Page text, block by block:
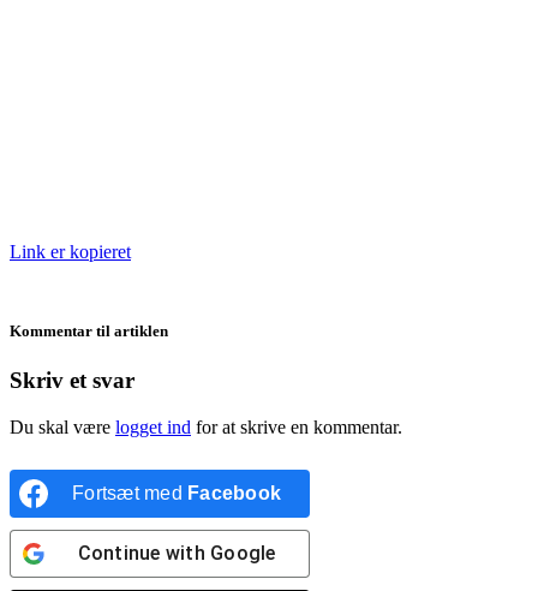
Link er kopieret
Kommentar til artiklen
Skriv et svar
Du skal være logget ind for at skrive en kommentar.
Fortsæt med Facebook
Continue with Google